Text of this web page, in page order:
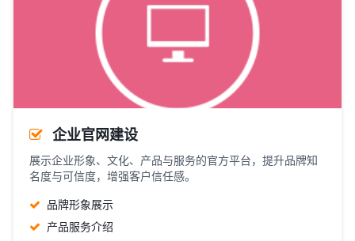
企业官网建设
展示企业形象、文化、产品与服务的官方平台，提升品牌知
名度与可信度，增强客户信任感。
品牌形象展示
产品服务介绍